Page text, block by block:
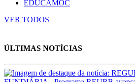
EDUCAMOC
VER TODOS
ÚLTIMAS NOTÍCIAS